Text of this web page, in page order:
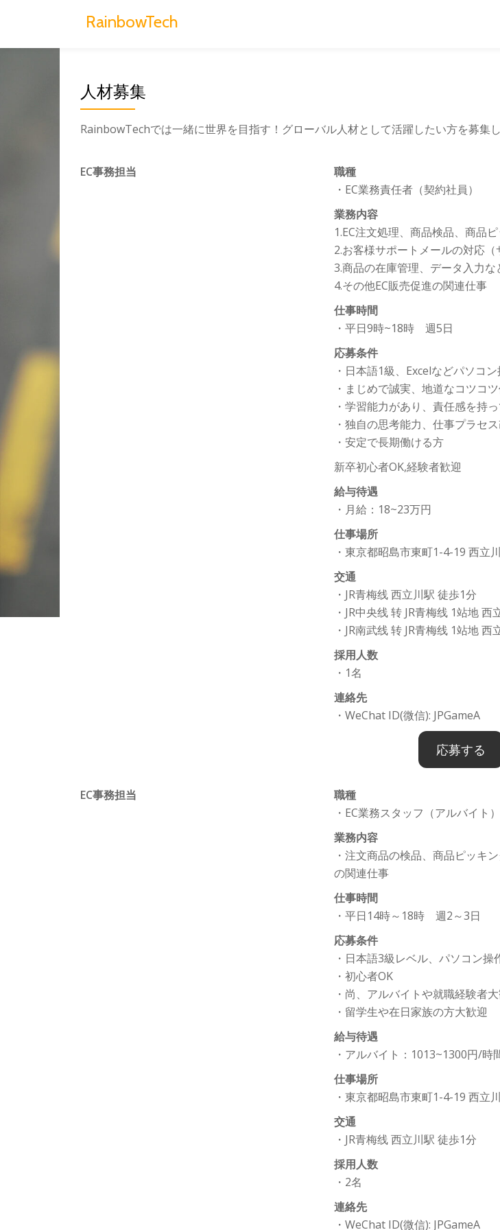
RainbowTech
人材募集
RainbowTechでは一緒に世界を目指す！グローバル人材として活躍したい方を募集し
EC事務担当
職種
・EC業務責任者（契約社員）
業務内容
1.EC注文処理、商品検品、商品
2.お客様サポートメールの対応（
3.商品の在庫管理、データ入力な
4.その他EC販売促進の関連仕事
仕事時間
・平日9時~18時 週5日
応募条件
・日本語1級、Excelなどパソコ
・まじめで誠実、地道なコツコ
・学習能力があり、責任感を持
・独自の思考能力、仕事プラセ
・安定で長期働ける方
新卒初心者OK,経験者歓迎
給与待遇
・月給：18~23万円
仕事場所
・東京都昭島市東町1-4-19 西立
交通
・JR青梅线 西立川駅 徒歩1分
・JR中央线 转 JR青梅线 1站地 西
・JR南武线 转 JR青梅线 1站地 西
採用人数
・1名
連絡先
・WeChat ID(微信): JPGameA
応募する
EC事務担当
職種
・EC業務スタッフ（アルバイト）
業務内容
・注文商品の検品、商品ピッキ
の関連仕事
仕事時間
・平日14時～18時 週2～3日
応募条件
・日本語3級レベル、パソコン操
・初心者OK
・尚、アルバイトや就職経験者大
・留学生や在日家族の方大歓迎
給与待遇
・アルバイト：1013~1300円/時
仕事場所
・東京都昭島市東町1-4-19 西立
交通
・JR青梅线 西立川駅 徒歩1分
採用人数
・2名
連絡先
・WeChat ID(微信): JPGameA